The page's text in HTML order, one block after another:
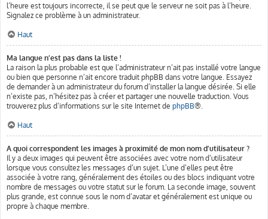
l’heure est toujours incorrecte, il se peut que le serveur ne soit pas à l’heure.
Signalez ce problème à un administrateur.
Haut
Ma langue n’est pas dans la liste !
La raison la plus probable est que l’administrateur n’ait pas installé votre langue
ou bien que personne n’ait encore traduit phpBB dans votre langue. Essayez
de demander à un administrateur du forum d’installer la langue désirée. Si elle
n’existe pas, n’hésitez pas à créer et partager une nouvelle traduction. Vous
trouverez plus d’informations sur le site Internet de phpBB®.
Haut
A quoi correspondent les images à proximité de mon nom d’utilisateur ?
Il y a deux images qui peuvent être associées avec votre nom d’utilisateur
lorsque vous consultez les messages d’un sujet. L’une d’elles peut être
associée à votre rang, généralement des étoiles ou des blocs indiquant votre
nombre de messages ou votre statut sur le forum. La seconde image, souvent
plus grande, est connue sous le nom d’avatar et généralement est unique ou
propre à chaque membre.